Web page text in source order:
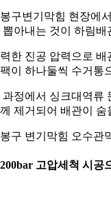
구변기막힘 현장에
뽑아내는 것이 하림배
한 진공 압력으로
이 하나둘씩 수거통
과정에서 싱크대역류
제거되어 배관이 숨
구 변기막힘 오수관
고압세척 시공